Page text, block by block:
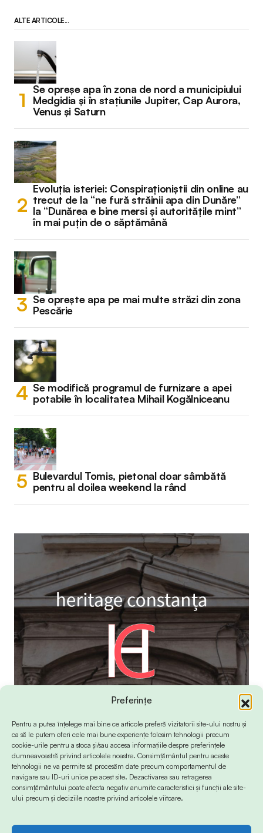
Preferințe
Pentru a putea înțelege mai bine ce articole preferă vizitatorii site-ului nostru și
ca să le putem oferi cele mai bune experiențe folosim tehnologii precum
cookie-urile pentru a stoca și/sau accesa informațiile despre preferințele
dumneavoastră privind articolele noastre. Consimțământul pentru aceste
tehnologii ne va permite să procesăm date precum comportamentul de
navigare sau ID-uri unice pe acest site. Dezactivarea sau retragerea
consimțământului poate afecta negativ anumite caracteristici și funcții ale site-
ului precum și deciziile noastre privind articolele viitoare.
ALTE ARTICOLE...
Se opreșe apa în zona de nord a municipiului
Medgidia și în stațiunile Jupiter, Cap Aurora,
Venus și Saturn
Evoluția isteriei: Conspiraționiștii din online au
trecut de la “ne fură străinii apa din Dunăre”
la “Dunărea e bine mersi și autoritățile mint”
în mai puțin de o săptămână
Se oprește apa pe mai multe străzi din zona
Pescărie
Se modifică programul de furnizare a apei
potabile în localitatea Mihail Kogălniceanu
Bulevardul Tomis, pietonal doar sâmbătă
pentru al doilea weekend la rând